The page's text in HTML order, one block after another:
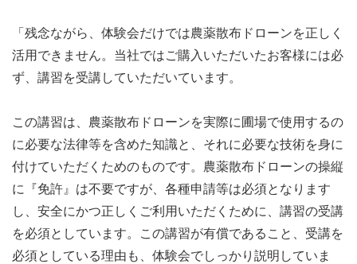
「残念ながら、体験会だけでは農薬散布ドローンを正しく
活用できません。当社ではご購入いただいたお客様には必
ず、講習を受講していただいています。
この講習は、農薬散布ドローンを実際に圃場で使用するの
に必要な法律等を含めた知識と、それに必要な技術を身に
付けていただくためのものです。農薬散布ドローンの操縦
に『免許』は不要ですが、各種申請等は必須となります
し、安全にかつ正しくご利用いただくために、講習の受講
を必須としています。この講習が有償であること、受講を
必須としている理由も、体験会でしっかり説明していま